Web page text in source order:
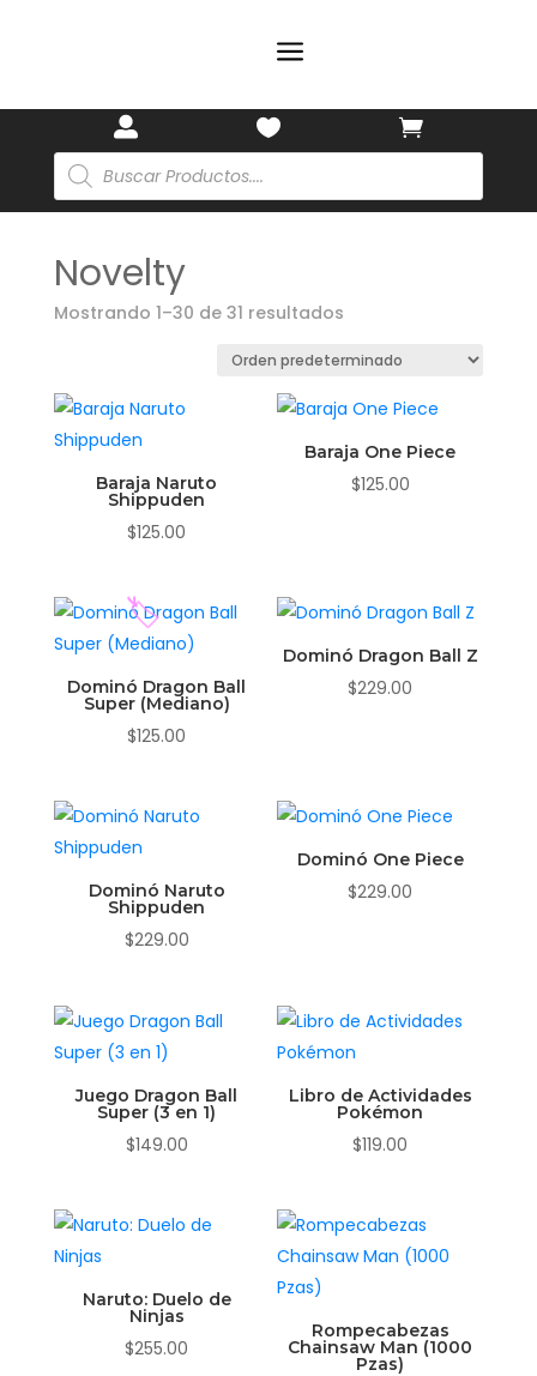
a
 

Búsqueda
de
productos
Novelty
Mostrando 1–30 de 31 resultados
Baraja Naruto
Shippuden
$125.00
Baraja One Piece
$125.00
Dominó Dragon Ball
Super (Mediano)
$125.00
Dominó Dragon Ball Z
$229.00
Dominó Naruto
Shippuden
$229.00
Dominó One Piece
$229.00
Juego Dragon Ball
Super (3 en 1)
$149.00
Libro de Actividades
Pokémon
$119.00
Naruto: Duelo de
Ninjas
$255.00
Rompecabezas
Chainsaw Man (1000
Pzas)
✨
🏷️